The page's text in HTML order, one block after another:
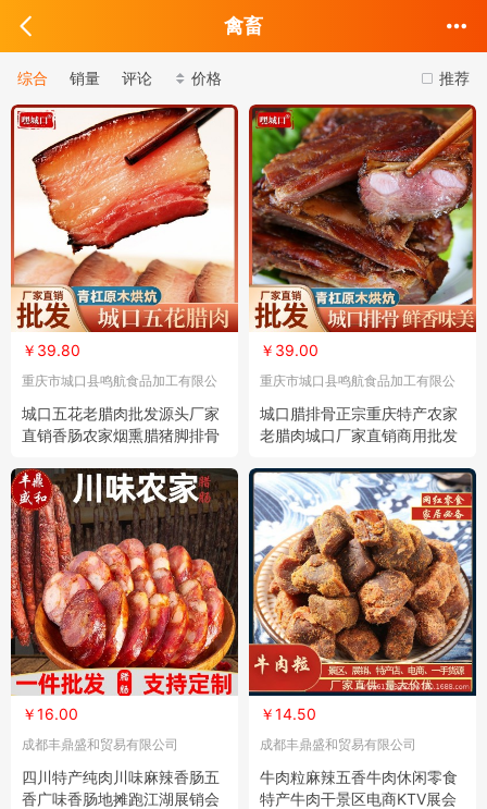
禽畜
推荐
综合 销量 评论 价格
￥39.80
重庆市城口县鸣航食品加工有限公
司
城口五花老腊肉批发源头厂家
直销香肠农家烟熏腊猪脚排骨
￥39.00
重庆市城口县鸣航食品加工有限公
司
城口腊排骨正宗重庆特产农家
老腊肉城口厂家直销商用批发
￥16.00
成都丰鼎盛和贸易有限公司
四川特产纯肉川味麻辣香肠五
香广味香肠地摊跑江湖展销会
￥14.50
成都丰鼎盛和贸易有限公司
牛肉粒麻辣五香牛肉休闲零食
特产牛肉干景区电商KTV展会